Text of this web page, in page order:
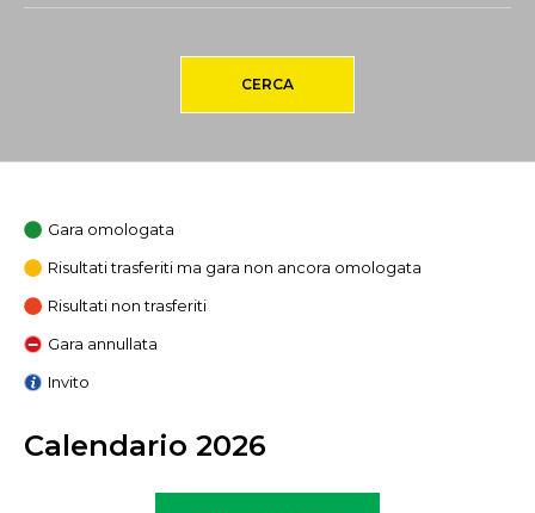
CERCA
Gara omologata
Risultati trasferiti ma gara non ancora omologata
Risultati non trasferiti
Gara annullata
Invito
Calendario 2026